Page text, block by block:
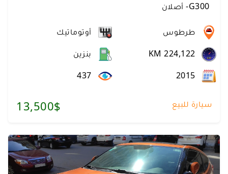
G300
- أصلان
طرطوس
أوتوماتيك
بنزين
سيارة للبيع 13,500$